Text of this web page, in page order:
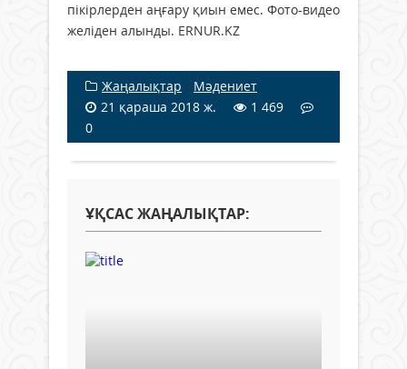
пікірлерден аңғару қиын емес. Фото-видео
желіден алынды. ERNUR.KZ
Жаңалықтар / Мәдениет
21 қараша 2018 ж.
1 469
0
ҰҚСАС ЖАҢАЛЫҚТАР: